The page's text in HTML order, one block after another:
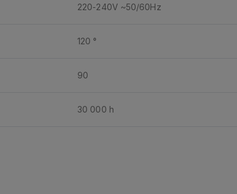
220-240V ~50/60Hz
120 °
90
30 000 h